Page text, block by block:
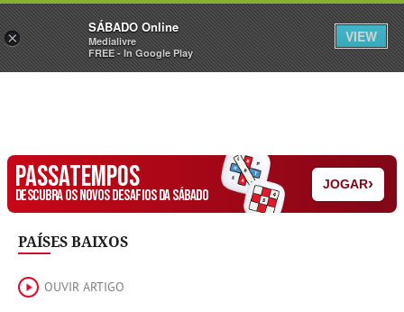
Sábado Assine Iniciar Sessão
PASSATEMPOS
DESCUBRA OS NOVOS DESAFIOS DA SÁBADO
JOGAR›
PAÍSES BAIXOS
OUVIR ARTIGO
×
SÁBADO Online
Medialivre
FREE - In Google Play
VIEW